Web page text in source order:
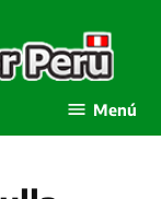
Menú